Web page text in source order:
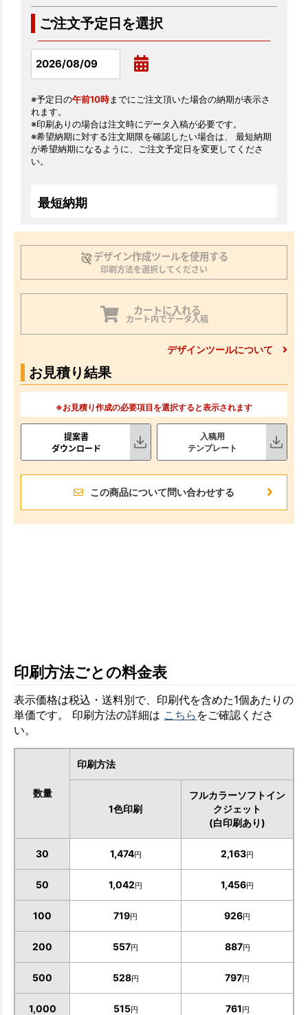
ご注文予定日を選択
※予定日の午前10時までにご注文頂いた場合の納期が表示さ
れます。
※印刷ありの場合は注文時にデータ入稿が必要です。
※希望納期に対する注文期限を確認したい場合は、 最短納期
が希望納期になるように、ご注文予定日を変更してくださ
い。
最短納期
デザイン作成ツールを使用する
印刷方法を選択してください
カートに入れる
カート内でデータ入稿
デザインツールについて
お見積り結果
※お見積り作成の必要項目を選択すると表示されます
提案書
ダウンロード
入稿用
テンプレート
この商品について問い合わせする
印刷方法ごとの料金表
表示価格は税込・送料別で、印刷代を含めた1個あたりの
単価です。 印刷方法の詳細は こちら をご確認くださ
い。
数量
印刷方法
1色印刷
フルカラーソフトイン
クジェット
(白印刷あり)
30 1,474円 2,163円
50 1,042円 1,456円
100 719円 926円
200 557円 887円
500 528円 797円
1,000 515円 761円